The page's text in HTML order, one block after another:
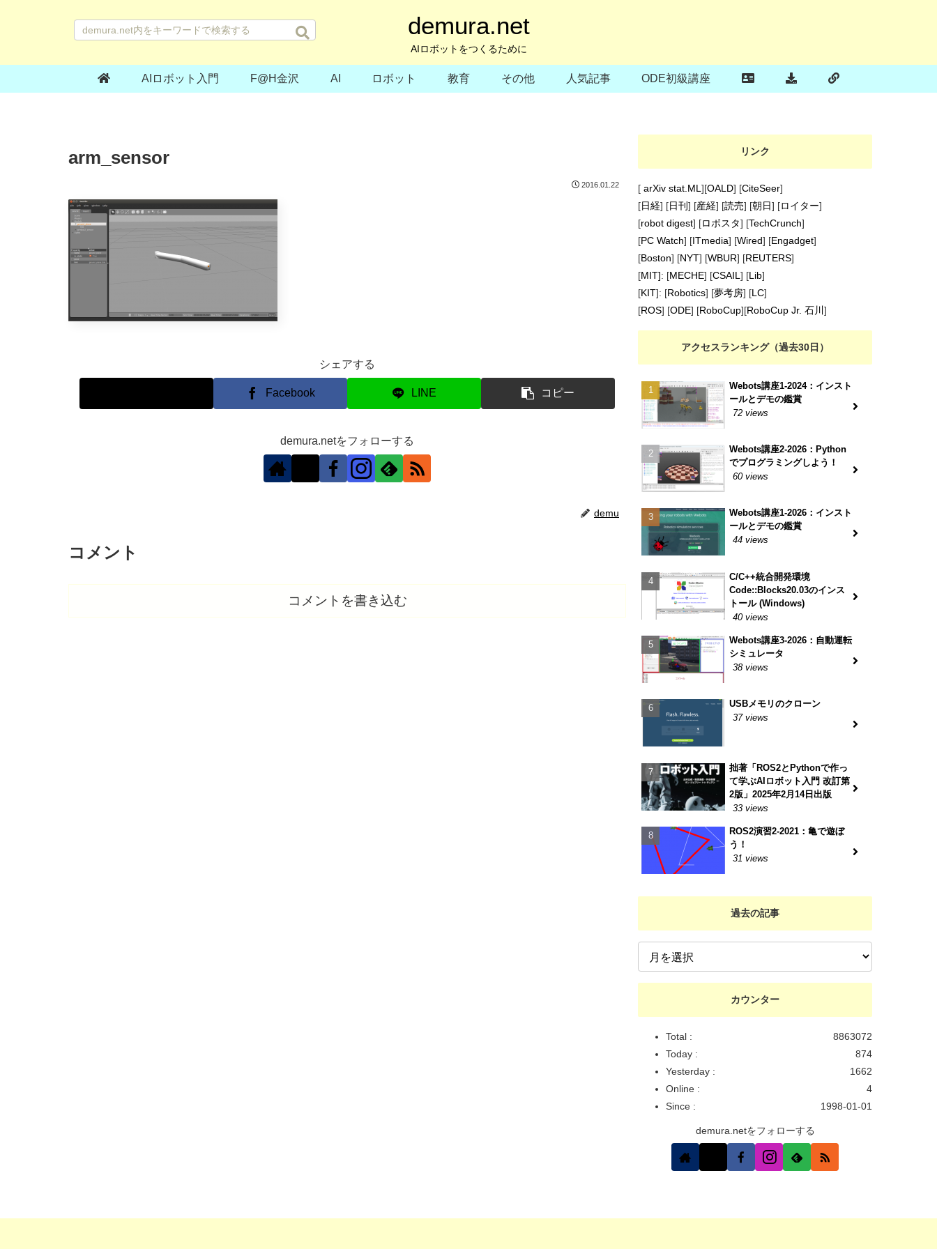
demura.net
AIロボットをつくるために
AIロボット入門 F@H金沢 AI ロボット 教育 その他 人気記事 ODE初級講座
arm_sensor
2016.01.22
シェアする
Facebook LINE コピー
demura.netをフォローする
demu
コメント
コメントを書き込む
リンク
[ arXiv stat.ML ][OALD] [CiteSeer]
[日経] [日刊 ] [産経] [読売] [朝日] [ロイター]
[robot digest] [ロボスタ] [TechCrunch]
[PC Watch] [ITmedia] [Wired] [Engadget]
[Boston] [NYT] [WBUR] [REUTERS]
[MIT]: [MECHE] [CSAIL ] [Lib]
[KIT]: [Robotics] [夢考房] [LC]
[ROS] [ODE] [RoboCup][RoboCup Jr. 石川 ]
アクセスランキング（過去30日）
Webots講座1-2024：インスト
ールとデモの鑑賞
72 views
Webots講座2-2026：Python
でプログラミングしよう！
60 views
Webots講座1-2026：インスト
ールとデモの鑑賞
44 views
C/C++統合開発環境
Code::Blocks20.03のインス
トール (Windows)
40 views
Webots講座3-2026：自動運転
シミュレータ
38 views
USBメモリのクローン
37 views
拙著「ROS2とPythonで作っ
て学ぶAIロボット入門 改訂第
2版」2025年2月14日出版
33 views
ROS2演習2-2021：亀で遊ぼ
う！
31 views
過去の記事
カウンター
8863072
Total :
874
Today :
1662
Yesterday :
4
Online :
1998-01-01
Since :
demura.netをフォローする